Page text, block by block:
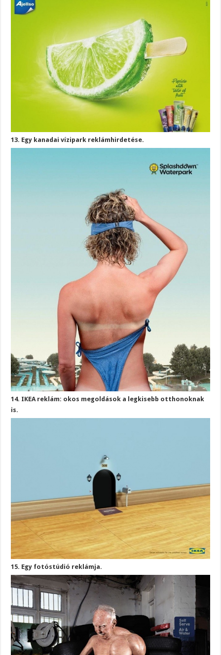
13. Egy kanadai vízipark reklámhirdetése.
14. IKEA reklám: okos megoldások a legkisebb otthonoknak
is.
15. Egy fotóstúdió reklámja.